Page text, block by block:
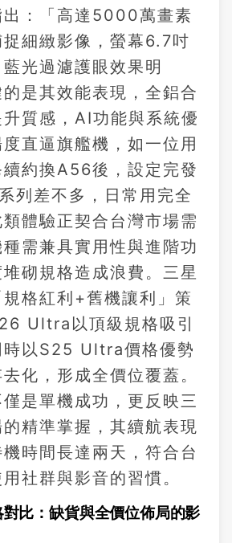
出：「高達5000萬畫素
細緻影像，螢幕6.7吋
光過濾護眼效果明
是其效能表現，全鋁合
質感，AI功能與系統優
直逼旗艦機，如一位用
約換A56後，設定完發
列差不多，日常用完全
體驗正契合台灣市場需
需兼具實用性與進階功
砌規格造成浪費。三星
格紅利+舊機讓利」策
Ultra以頂級規格吸引
時以S25 Ultra價格優勢
化，形成全價位覆蓋。
是單機成功，更反映三
精準掌握，其續航表現
時間長達兩天，符合台
社群與影音的習慣。
比：缺貨與全價位佈局的影